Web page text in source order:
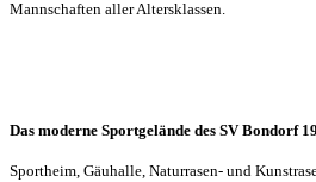
Mannschaften aller Altersklassen.
Das moderne Sportgelände des SV Bondorf
Sportheim, Gäuhalle, Naturrasen- und